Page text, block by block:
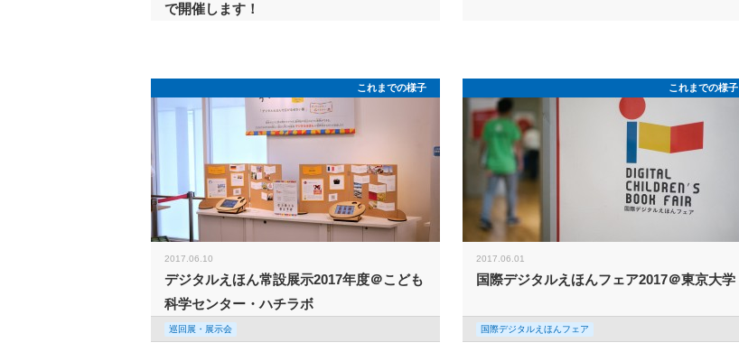
で開催します！
これまでの様子
2017.06.10
デジタルえほん常設展示2017年度＠こども
科学センター・ハチラボ
巡回展・展示会
これまでの様子
2017.06.01
国際デジタルえほんフェア2017＠東京大学
国際デジタルえほんフェア